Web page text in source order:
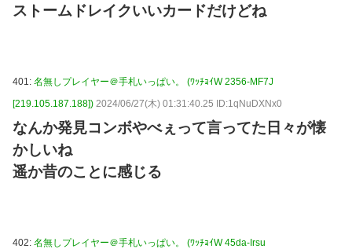
ストームドレイクいいカードだけどね
401: 名無しプレイヤー＠手札いっぱい。 (ﾜｯﾁｮｲW 2356-MF7J
[219.105.187.188]) 2024/06/27(木) 01:31:40.25 ID:1qNuDXNx0
なんか発見コンボやべぇって言ってた日々が懐
かしいね
遥か昔のことに感じる
402: 名無しプレイヤー＠手札いっぱい。 (ﾜｯﾁｮｲW 45da-Irsu